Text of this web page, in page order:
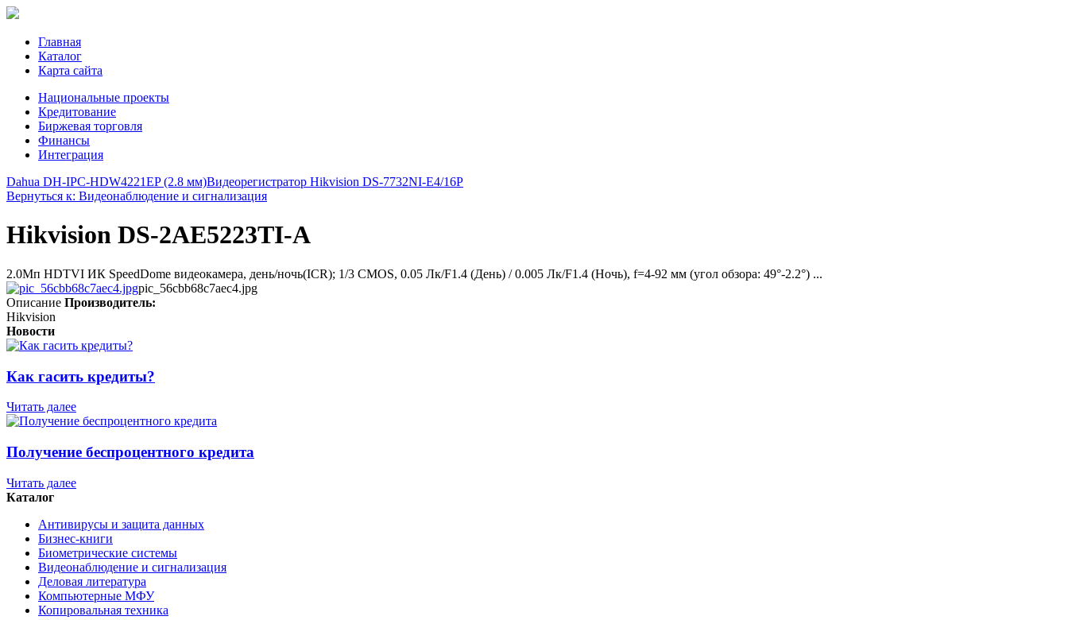
Главная
Каталог
Карта сайта
Национальные проекты
Кредитование
Биржевая торговля
Финансы
Интеграция
Dahua DH-IPC-HDW4221EP (2.8 мм)Видеорегистратор Hikvision DS-7732NI-E4/16P
Вернуться к: Видеонаблюдение и сигнализация
Hikvision DS-2AE5223TI-A
2.0Мп HDTVI ИК SpeedDome видеокамера, день/ночь(ICR); 1/3 CMOS, 0.05 Лк/F1.4 (День) / 0.005 Лк/F1.4 (Ночь), f=4-92 мм (угол обзора: 49°-2.2°) ...
pic_56cbb68c7aec4.jpg
Описание Производитель:
Hikvision
Новости
Как гасить кредиты?
Читать далее
Получение беспроцентного кредита
Читать далее
Каталог
Антивирусы и защита данных
Бизнес-книги
Биометрические системы
Видеонаблюдение и сигнализация
Деловая литература
Компьютерные МФУ
Копировальная техника